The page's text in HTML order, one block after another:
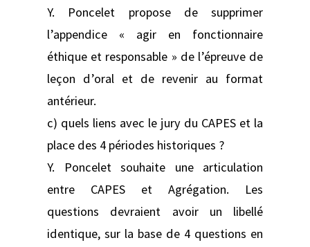
Y. Poncelet propose de supprimer
l’appendice « agir en fonctionnaire
éthique et responsable » de l’épreuve de
leçon d’oral et de revenir au format
antérieur.
c) quels liens avec le jury du CAPES et la
place des 4 périodes historiques ?
Y. Poncelet souhaite une articulation
entre CAPES et Agrégation. Les
questions devraient avoir un libellé
identique, sur la base de 4 questions en